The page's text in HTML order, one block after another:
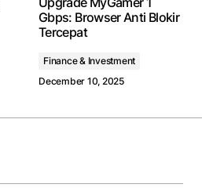
Gbps: Browser Anti Blokir
Tercepat
Finance & Investment
December 10, 2025